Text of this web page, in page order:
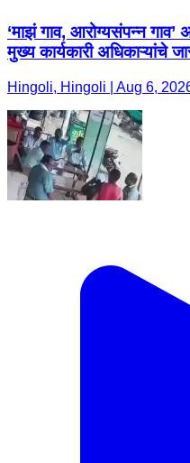
‘माझं गाव, आरोग्यसंपन्न गाव’
मुख्य कार्यकारी अधिकाऱ्यांचे
Hingoli, Hingoli | Aug 6,